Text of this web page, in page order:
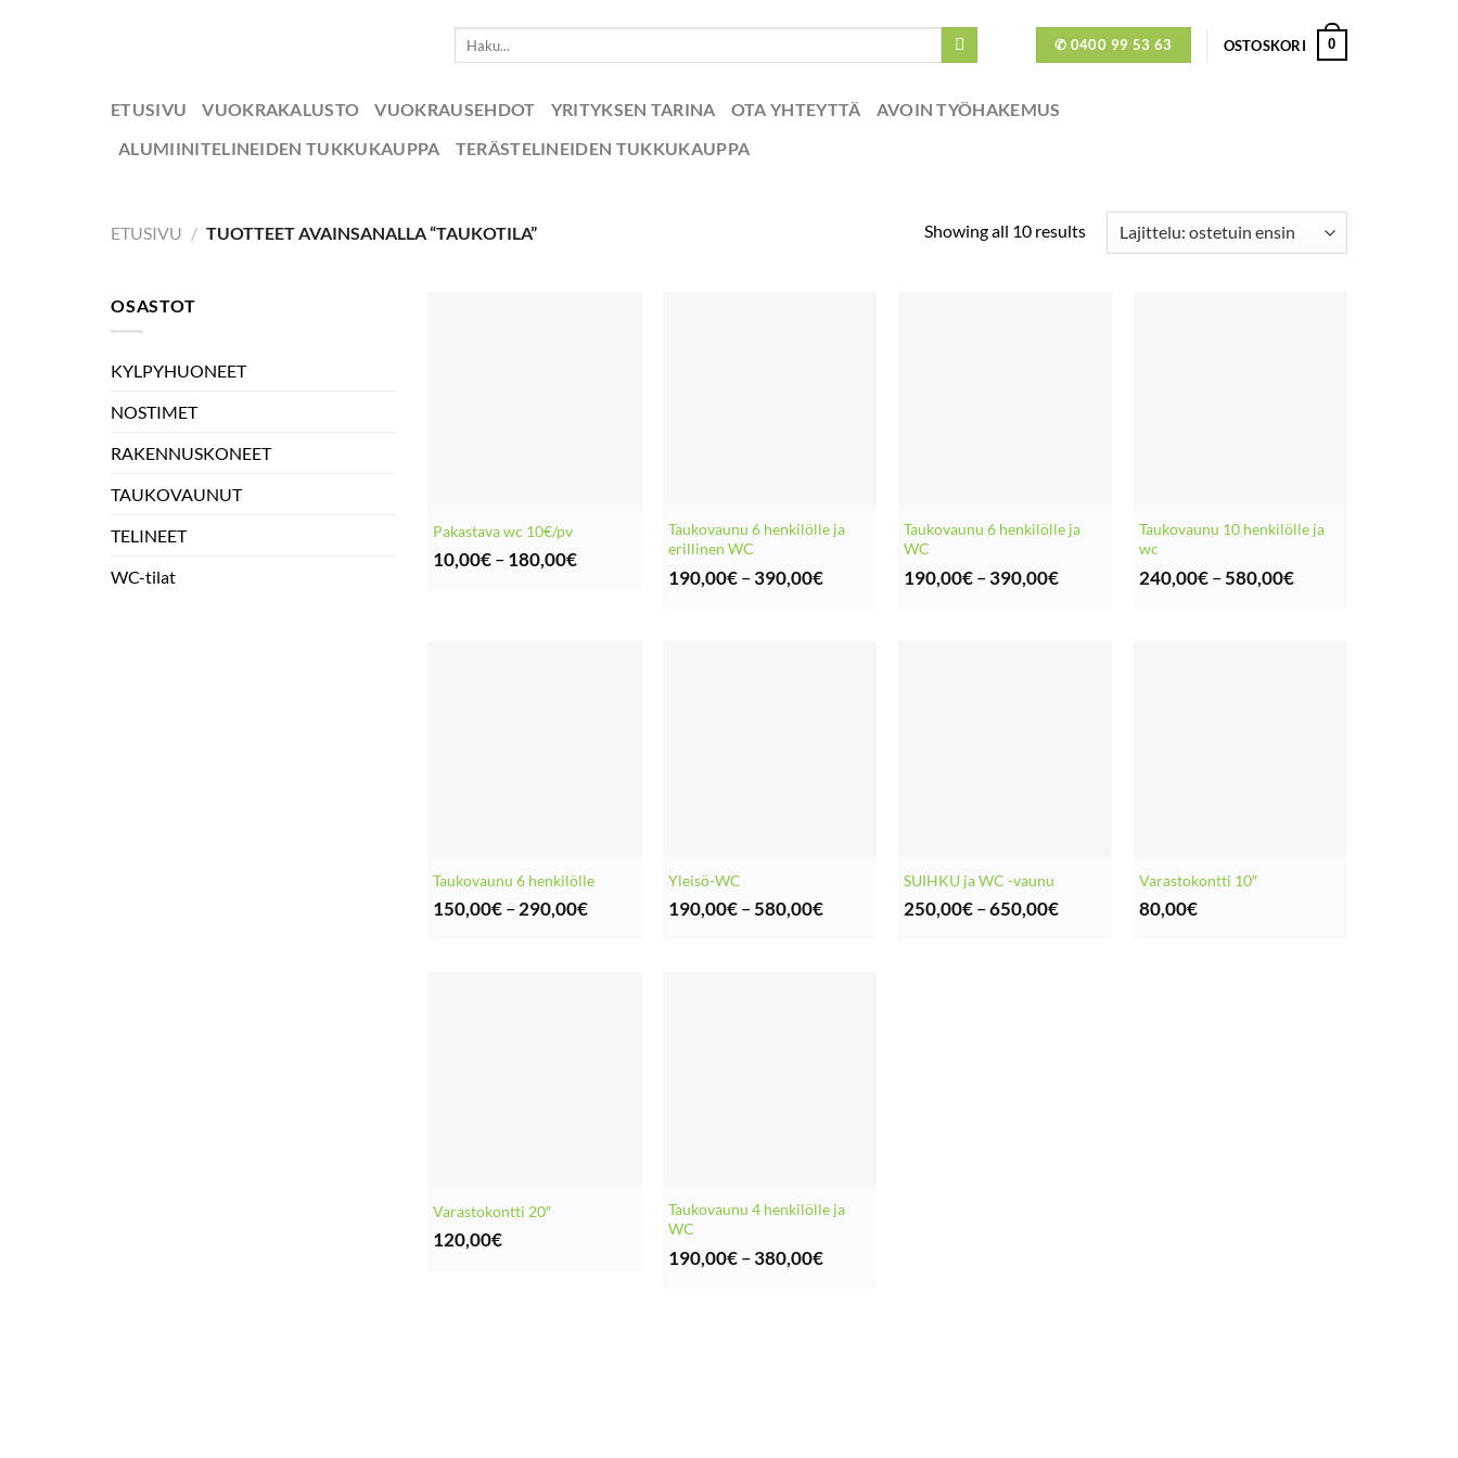
✆ 0400 99 53 63 OSTOSKORI 0
ETUSIVU VUOKRAKALUSTO VUOKRAUSEHDOT YRITYKSEN TARINA OTA YHTEYTTÄ
AVOIN TYÖHAKEMUS
ALUMIINITELINEIDEN TUKKUKAUPPA
TERÄSTELINEIDEN TUKKUKAUPPA
ETUSIVU / TUOTTEET AVAINSANALLA “TAUKOTILA” Showing all 10 results
OSASTOT
KYLPYHUONEET
NOSTIMET
RAKENNUSKONEET
TAUKOVAUNUT
TELINEET
WC-tilat
Pakastava wc 10€/pv
10,00€–180,00€Hintaluokka:
Taukovaunu 6 henkilölle ja
erillinen WC
190,00€–390,00€Hintaluokka:
Taukovaunu 6 henkilölle ja
WC
190,00€–390,00€Hintaluokka:
Taukovaunu 10 henkilölle ja
wc
240,00€–580,00€Hintaluokka:
Taukovaunu 6 henkilölle
150,00€–290,00€Hintaluokka:
Yleisö-WC
190,00€–580,00€Hintaluokka:
SUIHKU ja WC -vaunu
250,00€–650,00€Hintaluokka:
Varastokontti 10″
80,00€
Varastokontti 20″
120,00€
Taukovaunu 4 henkilölle ja
WC
190,00€–380,00€Hintaluokka: